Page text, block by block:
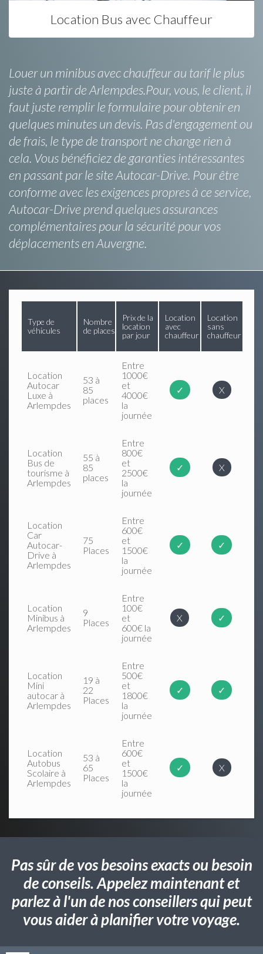
Location Bus avec Chauffeur
Louer un minibus avec chauffeur au tarif le plus
juste à partir de Arlempdes.Pour, vous, le client, il
faut juste remplir le formulaire pour obtenir en
quelques minutes un devis. Pas d'engagement ou
de frais, le type de transport ne change rien à
cela. Vous bénéficiez de garanties intéressantes
en passant par le site Autocar-Drive. Pour être
conforme avec les exigences propres à ce service,
Autocar-Drive prend quelques assurances
complémentaires pour la sécurité pour vos
déplacements en Auvergne.
Type de
véhicules
Nombre
de places
Prix de la
location
par jour
Location
avec
chauffeur
Location
sans
chauffeur
Location
Autocar
Luxe à
Arlempdes
53 à
85
places
Entre
1000€
et
4000€
la
journée
✓ X
Location
Bus de
tourisme à
Arlempdes
55 à
85
places
Entre
800€
et
2500€
la
journée
✓ X
Location
Car
Autocar-
Drive à
Arlempdes
75
Places
Entre
600€
et
1500€
la
journée
✓ ✓
Location
Minibus à
Arlempdes
9
Places
Entre
100€
et
600€ la
journée
X ✓
Location
Mini
autocar à
Arlempdes
19 à
22
Places
Entre
500€
et
1800€
la
journée
✓ ✓
Location
Autobus
Scolaire à
Arlempdes
53 à
65
Places
Entre
600€
et
1500€
la
journée
✓ X
Pas sûr de vos besoins exacts ou besoin
de conseils. Appelez maintenant et
parlez à l'un de nos conseillers qui peut
vous aider à planifier votre voyage.